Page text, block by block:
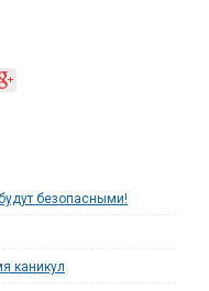
безопасными!
каникул